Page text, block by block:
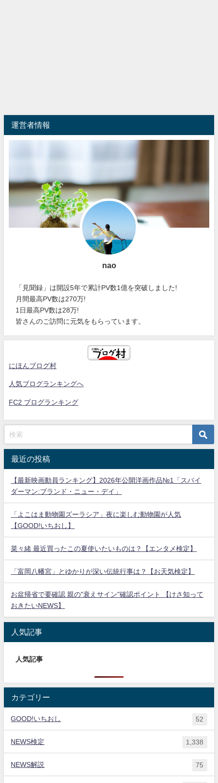
運営者情報
nao
「見聞録」は開設5年で累計PV数1億を突破しました!
月間最高PV数は270万!
1日最高PV数は28万!
皆さんのご訪問に元気をもらっています。
にほんブログ村
人気ブログランキングへ
FC2 ブログランキング
最近の投稿
【最新映画動員ランキング】2026年公開洋画作品№1「スパイ
ダーマン:ブランド・ニュー・デイ」
「よこはま動物園ズーラシア」夜に楽しむ動物園が人気
【GOOD!いちおし】
菜々緒 最近買ったこの夏使いたいものは？【エンタメ検定】
「富岡八幡宮」とゆかりが深い伝統行事は？【お天気検定】
お盆帰省で要確認 親の"衰えサイン"確認ポイント 【けさ知って
おきたいNEWS】
人気記事
人気記事
カテゴリー
GOOD!いちおし 52
NEWS検定 1,338
NEWS解説 75